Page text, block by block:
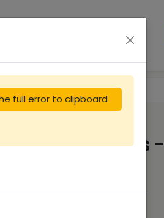
des Pyrénées -
€/kg)
full error to clipboard